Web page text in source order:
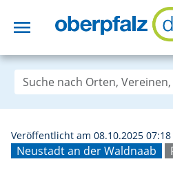
menu
Neustadt an der Waldnaab
Veröffentlicht am 08.10.2025 07:18